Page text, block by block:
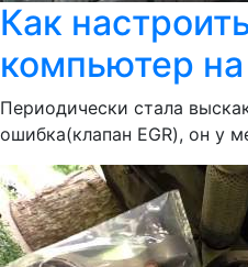
Как
компьютер
Периодически стала
ошибка(клапан EGR), он у